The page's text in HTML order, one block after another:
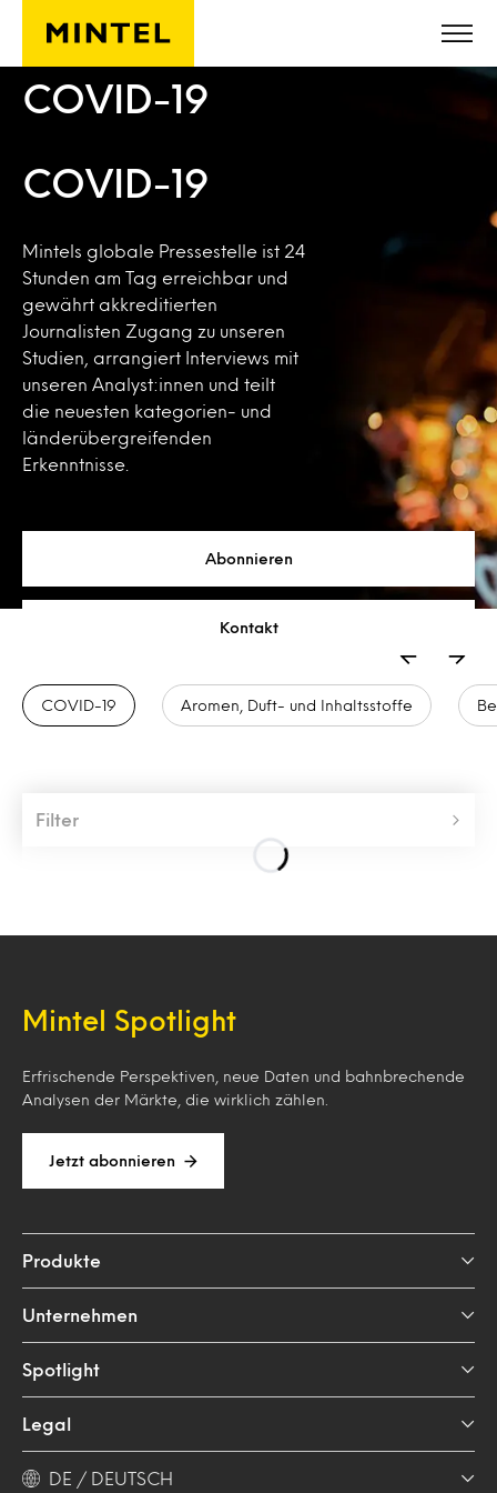
Skip to main content
COVID-19
COVID-19
Mintels globale Pressestelle ist 24
Stunden am Tag erreichbar und
gewährt akkreditierten
Journalisten Zugang zu unseren
Studien, arrangiert Interviews mit
unseren Analyst:innen und teilt
die neuesten kategorien- und
länderübergreifenden
Erkenntnisse.
Abonnieren
Kontakt
Aromen, Duft- und Inhaltsstoffe
COVID-19
Filter
Mintel Spotlight
Erfrischende Perspektiven, neue Daten und bahnbrechende
Analysen der Märkte, die wirklich zählen.
Jetzt abonnieren
Produkte
Unternehmen
Spotlight
Legal
DE / DEUTSCH